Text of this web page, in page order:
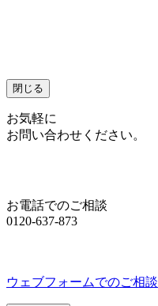
閉じる
お気軽に
お問い合わせください。
お電話でのご相談
0120-637-873
ウェブフォームでのご相談